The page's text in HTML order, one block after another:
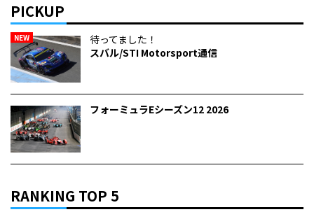
PICKUP
NEW
待ってました！
スバル/STI Motorsport通信
フォーミュラEシーズン12 2026
RANKING TOP 5